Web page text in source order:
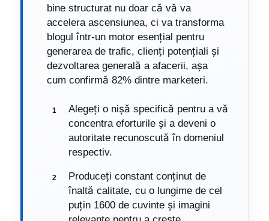
bine structurat nu doar că vă va
accelera ascensiunea, ci va transforma
blogul într-un motor esențial pentru
generarea de trafic, clienți potențiali și
dezvoltarea generală a afacerii, așa
cum confirmă 82% dintre marketeri.
Alegeți o nișă specifică pentru a vă
concentra eforturile și a deveni o
autoritate recunoscută în domeniul
respectiv.
Produceți constant conținut de
înaltă calitate, cu o lungime de cel
puțin 1600 de cuvinte și imagini